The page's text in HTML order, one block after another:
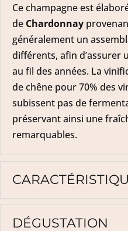
Ce champagne est
de Chardonnay
généralement un
différents, afin d’assurer
au fil des années. La
de chêne pour 70% des
subissent pas de
préservant ainsi une
remarquables.
DÉGUSTATION